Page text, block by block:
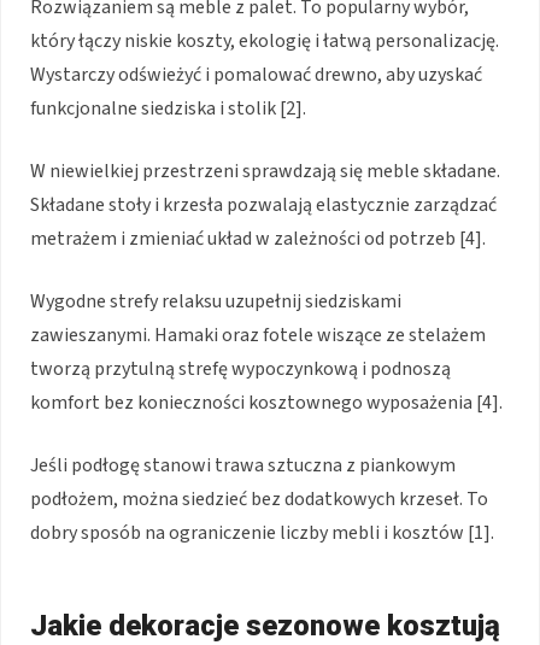
Rozwiązaniem są meble z palet. To popularny wybór,
który łączy niskie koszty, ekologię i łatwą personalizację.
Wystarczy odświeżyć i pomalować drewno, aby uzyskać
funkcjonalne siedziska i stolik [2].
W niewielkiej przestrzeni sprawdzają się meble składane.
Składane stoły i krzesła pozwalają elastycznie zarządzać
metrażem i zmieniać układ w zależności od potrzeb [4].
Wygodne strefy relaksu uzupełnij siedziskami
zawieszanymi. Hamaki oraz fotele wiszące ze stelażem
tworzą przytulną strefę wypoczynkową i podnoszą
komfort bez konieczności kosztownego wyposażenia [4].
Jeśli podłogę stanowi trawa sztuczna z piankowym
podłożem, można siedzieć bez dodatkowych krzeseł. To
dobry sposób na ograniczenie liczby mebli i kosztów [1].
Jakie dekoracje sezonowe kosztują